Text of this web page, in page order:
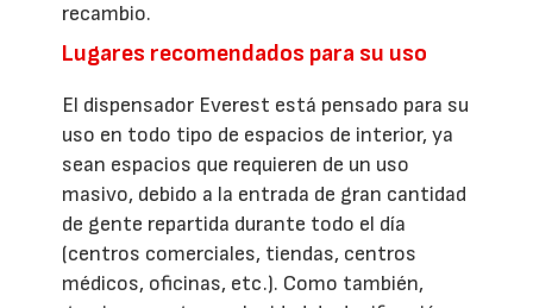
recambio.
Lugares recomendados para su uso
El dispensador Everest está pensado para su
uso en todo tipo de espacios de interior, ya
sean espacios que requieren de un uso
masivo, debido a la entrada de gran cantidad
de gente repartida durante todo el día
(centros comerciales, tiendas, centros
médicos, oficinas, etc.). Como también,